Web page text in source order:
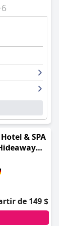
& SPA
de 149 $